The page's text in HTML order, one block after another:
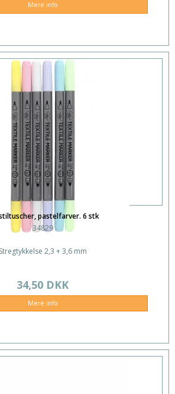
Mere info
pastelfarver. 6 stk
34829
Stregtykkelse 2,3 + 3,6 mm
34,50 DKK
Mere info